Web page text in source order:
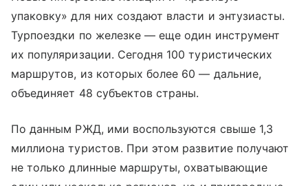
упаковку» для них создают власти и энтузиасты.
Турпоездки по железке — еще один инструмент
их популяризации. Сегодня 100 туристических
маршрутов, из которых более 60 — дальние,
объединяет 48 субъектов страны.
По данным РЖД, ими воспользуются свыше 1,3
миллиона туристов. При этом развитие получают
не только длинные маршруты, охватывающие